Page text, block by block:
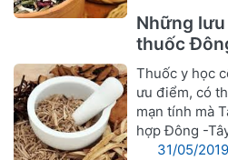
Những
thuốc
hiệu quả
Thuốc y học
ưu điểm, có
mạn tính mà
hợp Đông -
31/05/